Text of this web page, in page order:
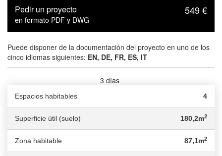
Pedir un proyecto
en formato PDF y DWG
549 €
Puede disponer de la documentación del proyecto en uno de los
cinco idiomas siguientes: EN, DE, FR, ES, IT
3 días
Espacios habitables 4
Superficie útil (suelo) 180,2m2
Zona habitable 87,1m2